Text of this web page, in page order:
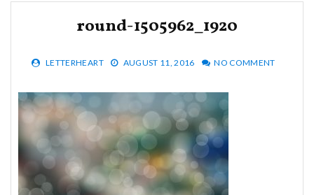
round-1505962_1920
LETTERHEART AUGUST 11, 2016 NO COMMENT